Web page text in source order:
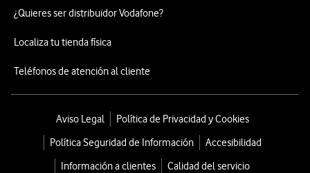
¿Quieres ser distribuidor Vodafone?
Localiza tu tienda física
Teléfonos de atención al cliente
Aviso Legal
Política de Privacidad y Cookies
Política Seguridad de Información
Accesibilidad
Información a clientes
Calidad del servicio